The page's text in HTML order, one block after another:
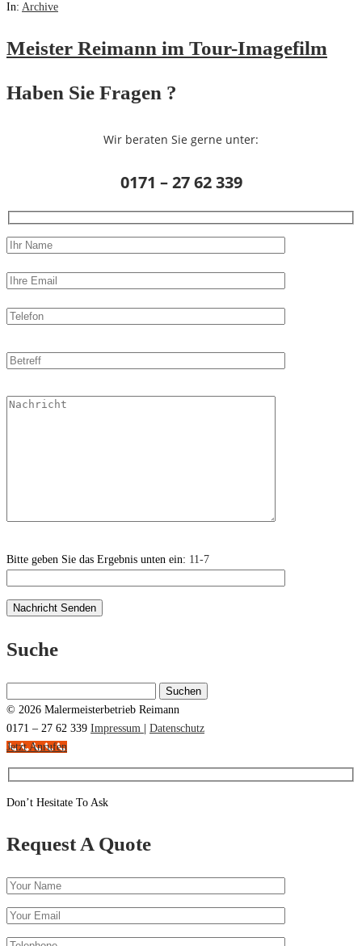
In: Archive
Meister Reimann im Tour-Imagefilm
Haben Sie Fragen ?
Wir beraten Sie gerne unter:
0171 – 27 62 339
Bitte geben Sie das Ergebnis unten ein: 11-7
Suche
nach:
© 2026 Malermeisterbetrieb Reimann
0171 – 27 62 339 Impressum
Datenschutz
Jetzt Anrufen
Don’t Hesitate To Ask
Request A Quote